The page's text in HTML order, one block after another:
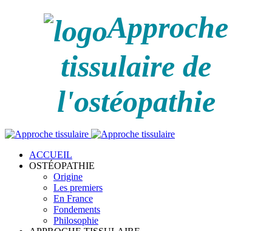
Approche
tissulaire de
l'ostéopathie
ACCUEIL
OSTÉOPATHIE
Origine
Les premiers
En France
Fondements
Philosophie